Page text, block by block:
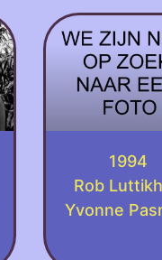
1994
Rob
Yvonne